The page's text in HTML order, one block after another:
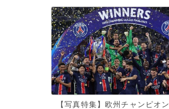
【写真特集】欧州チャンピオン